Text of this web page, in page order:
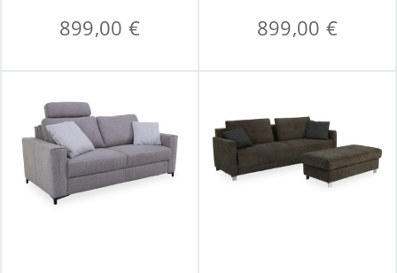
899,00 € 899,00 €